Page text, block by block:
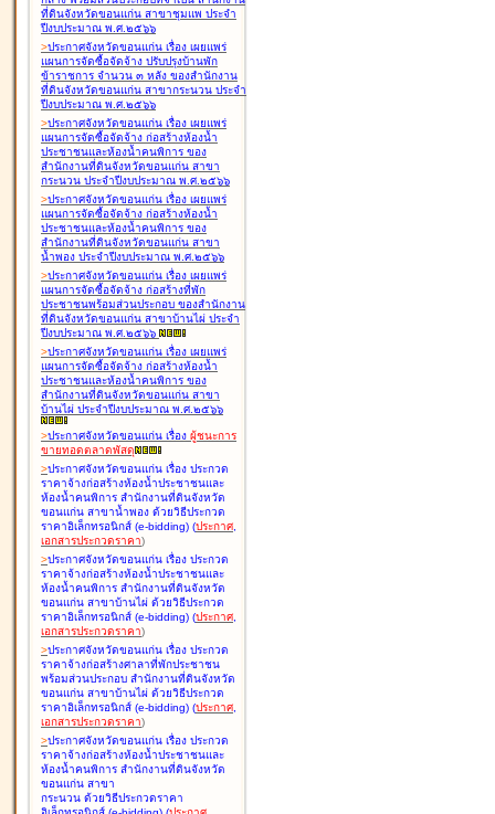
ที่ดินจังหวัดขอนแก่น สาขาชุมแพ ประจำ
ปีงบประมาณ พ.ศ.๒๕๖๖
>ประกาศจังหวัดขอนแก่น เรื่อง เผยแพร่
แผนการจัดซื้อจัดจ้าง ปรับปรุงบ้านพัก
ข้าราชการ จำนวน ๓ หลัง ของสำนักงาน
ที่ดินจังหวัดขอนแก่น สาขากระนวน ประจำ
ปีงบประมาณ พ.ศ.๒๕๖๖
>ประกาศจังหวัดขอนแก่น เรื่อง เผยแพร่
แผนการจัดซื้อจัดจ้าง ก่อสร้างห้องน้ำ
ประชาชนและห้องน้ำคนพิการ ของ
สำนักงานที่ดินจังหวัดขอนแก่น สาขา
กระนวน ประจำปีงบประมาณ พ.ศ.๒๕๖๖
>ประกาศจังหวัดขอนแก่น เรื่อง เผยแพร่
แผนการจัดซื้อจัดจ้าง ก่อสร้างห้องน้ำ
ประชาชนและห้องน้ำคนพิการ ของ
สำนักงานที่ดินจังหวัดขอนแก่น สาขา
น้ำพอง ประจำปีงบประมาณ พ.ศ.๒๕๖๖
>ประกาศจังหวัดขอนแก่น เรื่อง เผยแพร่
แผนการจัดซื้อจัดจ้าง ก่อสร้างที่พัก
ประชาชนพร้อมส่วนประกอบ ของสำนักงาน
ที่ดินจังหวัดขอนแก่น สาขาบ้านไผ่ ประจำ
ปีงบประมาณ พ.ศ.๒๕๖๖
>ประกาศจังหวัดขอนแก่น เรื่อง เผยแพร่
แผนการจัดซื้อจัดจ้าง ก่อสร้างห้องน้ำ
ประชาชนและห้องน้ำคนพิการ ของ
สำนักงานที่ดินจังหวัดขอนแก่น สาขา
บ้านไผ่ ประจำปีงบประมาณ พ.ศ.๒๕๖๖
>ประกาศจังหวัดขอนแก่น เรื่อง ผู้ชนะการ
ขายทอดตลาดพัสดุ
>ประกาศจังหวัดขอนแก่น เรื่อง ประกวด
ราคาจ้างก่อสร้างห้องน้ำประชาชนและ
ห้องน้ำคนพิการ สำนักงานที่ดินจังหวัด
ขอนแก่น สาขาน้ำพอง ด้วยวิธีประกวด
ราคาอิเล็กทรอนิกส์ (e-bidding) (ประกาศ,
เอกสารประกวดราคา)
>ประกาศจังหวัดขอนแก่น เรื่อง ประกวด
ราคาจ้างก่อสร้างห้องน้ำประชาชนและ
ห้องน้ำคนพิการ สำนักงานที่ดินจังหวัด
ขอนแก่น สาขาบ้านไผ่ ด้วยวิธีประกวด
ราคาอิเล็กทรอนิกส์ (e-bidding) (ประกาศ,
เอกสารประกวดราคา)
>ประกาศจังหวัดขอนแก่น เรื่อง ประกวด
ราคาจ้างก่อสร้างศาลาที่พักประชาชน
พร้อมส่วนประกอบ สำนักงานที่ดินจังหวัด
ขอนแก่น สาขาบ้านไผ่ ด้วยวิธีประกวด
ราคาอิเล็กทรอนิกส์ (e-bidding) (ประกาศ,
เอกสารประกวดราคา)
>ประกาศจังหวัดขอนแก่น เรื่อง ประกวด
ราคาจ้างก่อสร้างห้องน้ำประชาชนและ
ห้องน้ำคนพิการ สำนักงานที่ดินจังหวัด
ขอนแก่น สาขา
กระนวน ด้วยวิธีประกวดราคา